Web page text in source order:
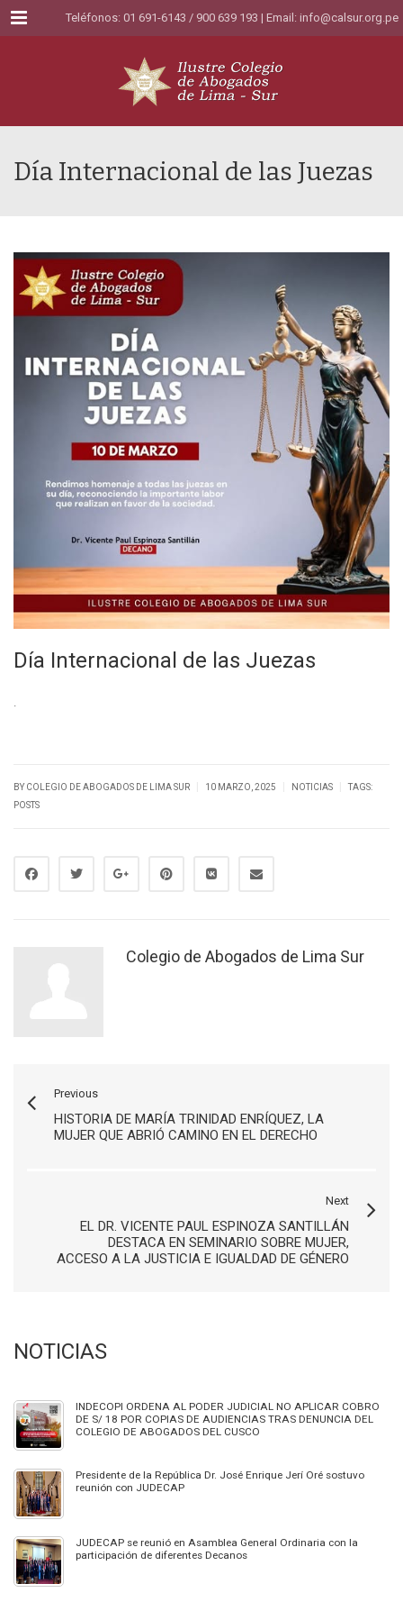
Menu Teléfonos: 01 691-6143 / 900 639 193 | Email: info@calsur.org.pe
Día Internacional de las Juezas
Día Internacional de las Juezas
.
BYCOLEGIO DE ABOGADOS DE LIMA SUR 10 MARZO, 2025 NOTICIAS
TAGS:
POSTS
Colegio de Abogados de Lima Sur
Previous
HISTORIA DE MARÍA TRINIDAD ENRÍQUEZ, LA
MUJER QUE ABRIÓ CAMINO EN EL DERECHO
Next
EL DR. VICENTE PAUL ESPINOZA SANTILLÁN
DESTACA EN SEMINARIO SOBRE MUJER,
ACCESO A LA JUSTICIA E IGUALDAD DE GÉNERO
NOTICIAS
INDECOPI ORDENA AL PODER JUDICIAL NO APLICAR COBRO
DE S/ 18 POR COPIAS DE AUDIENCIAS TRAS DENUNCIA DEL
COLEGIO DE ABOGADOS DEL CUSCO
Presidente de la República Dr. José Enrique Jerí Oré sostuvo
reunión con JUDECAP
JUDECAP se reunió en Asamblea General Ordinaria con la
participación de diferentes Decanos